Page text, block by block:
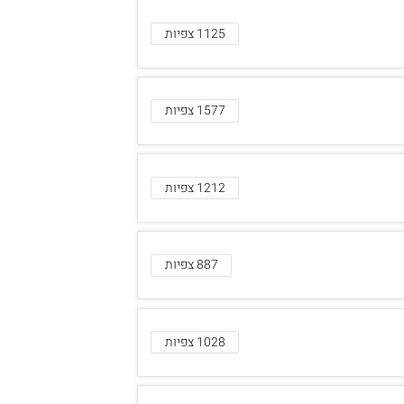
1125 צפיות
1577 צפיות
1212 צפיות
887 צפיות
1028 צפיות